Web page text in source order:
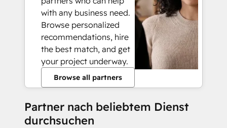
with any business need.
Browse personalized
recommendations, hire
the best match, and get
your project underway.
Browse all partners
Partner nach beliebtem Dienst
durchsuchen